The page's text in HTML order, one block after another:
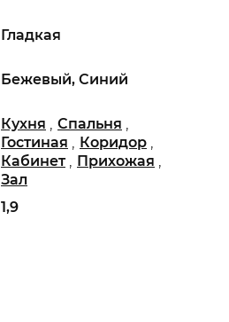
1,9
Бежевый, Синий
Кухня , Спальня ,
Гостиная , Коридор ,
Кабинет , Прихожая ,
Зал
Гладкая